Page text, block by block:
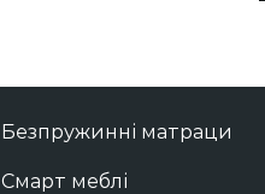
Безпружинні матраци
Смарт меблі